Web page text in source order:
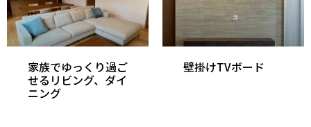
家族でゆっくり過ご
せるリビング、ダイ
ニング
壁掛けTVボード